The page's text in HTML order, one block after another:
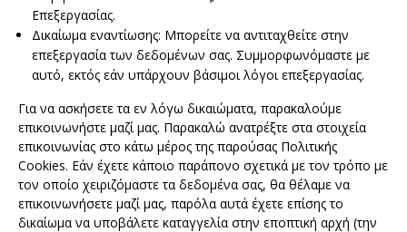
Επεξεργασίας.
Δικαίωμα εναντίωσης: Μπορείτε να αντιταχθείτε στην
επεξεργασία των δεδομένων σας. Συμμορφωνόμαστε με
αυτό, εκτός εάν υπάρχουν βάσιμοι λόγοι επεξεργασίας.
Για να ασκήσετε τα εν λόγω δικαιώματα, παρακαλούμε
επικοινωνήστε μαζί μας. Παρακαλώ ανατρέξτε στα στοιχεία
επικοινωνίας στο κάτω μέρος της παρούσας Πολιτικής
Cookies. Εάν έχετε κάποιο παράπονο σχετικά με τον τρόπο με
τον οποίο χειριζόμαστε τα δεδομένα σας, θα θέλαμε να
επικοινωνήσετε μαζί μας, παρόλα αυτά έχετε επίσης το
δικαίωμα να υποβάλετε καταγγελία στην εποπτική αρχή (την